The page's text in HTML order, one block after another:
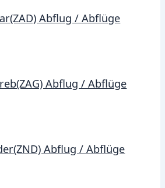
Abflug / Abflüge
Abflug / Abflüge
Abflug / Abflüge